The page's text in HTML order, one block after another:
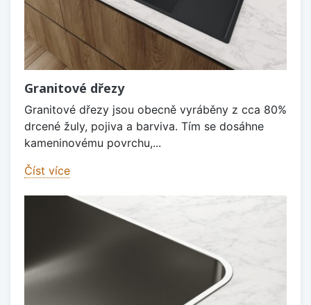
Granitové dřezy
Granitové dřezy jsou obecně vyráběny z cca 80%
drcené žuly, pojiva a barviva. Tím se dosáhne
kameninovému povrchu,...
Číst více